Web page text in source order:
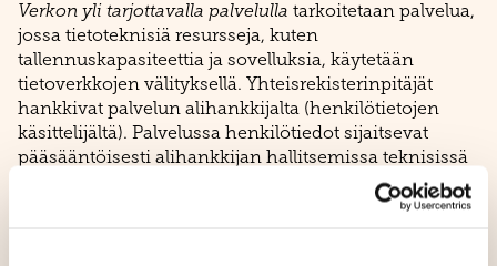
Verkon yli tarjottavalla palvelulla tarkoitetaan palvelua,
jossa tietoteknisiä resursseja, kuten
tallennuskapasiteettia ja sovelluksia, käytetään
tietoverkkojen välityksellä. Yhteisrekisterinpitäjät
hankkivat palvelun alihankkijalta (henkilötietojen
käsittelijältä). Palvelussa henkilötiedot sijaitsevat
pääsääntöisesti alihankkijan hallitsemissa teknisissä